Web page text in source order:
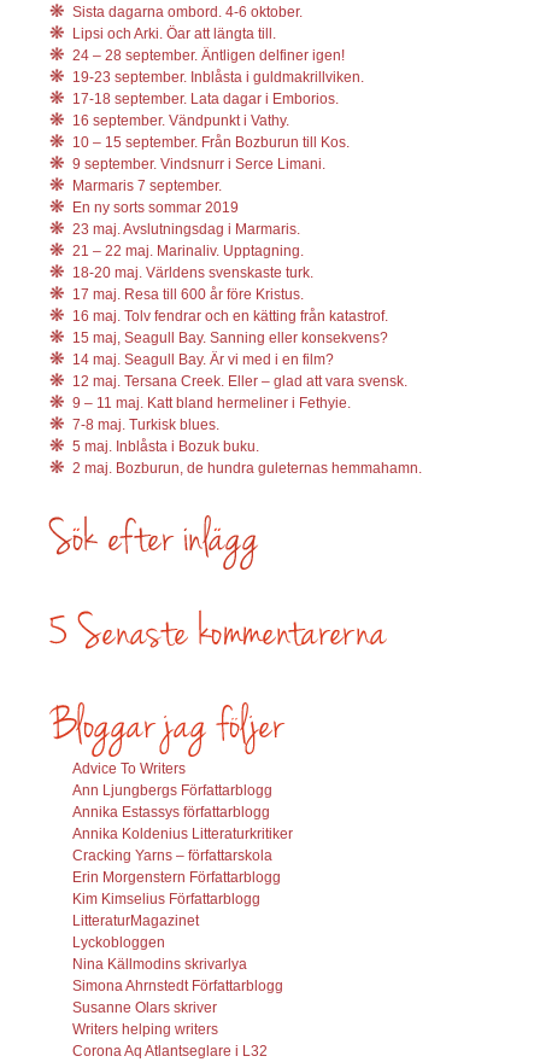
Sista dagarna ombord. 4-6 oktober.
Lipsi och Arki. Öar att längta till.
24 – 28 september. Äntligen delfiner igen!
19-23 september. Inblåsta i guldmakrillviken.
17-18 september. Lata dagar i Emborios.
16 september. Vändpunkt i Vathy.
10 – 15 september. Från Bozburun till Kos.
9 september. Vindsnurr i Serce Limani.
Marmaris 7 september.
En ny sorts sommar 2019
23 maj. Avslutningsdag i Marmaris.
21 – 22 maj. Marinaliv. Upptagning.
18-20 maj. Världens svenskaste turk.
17 maj. Resa till 600 år före Kristus.
16 maj. Tolv fendrar och en kätting från katastrof.
15 maj, Seagull Bay. Sanning eller konsekvens?
14 maj. Seagull Bay. Är vi med i en film?
12 maj. Tersana Creek. Eller – glad att vara svensk.
9 – 11 maj. Katt bland hermeliner i Fethyie.
7-8 maj. Turkisk blues.
5 maj. Inblåsta i Bozuk buku.
2 maj. Bozburun, de hundra guleternas hemmahamn.
Advice To Writers
Ann Ljungbergs Författarblogg
Annika Estassys författarblogg
Annika Koldenius Litteraturkritiker
Cracking Yarns – författarskola
Erin Morgenstern Författarblogg
Kim Kimselius Författarblogg
LitteraturMagazinet
Lyckobloggen
Nina Källmodins skrivarlya
Simona Ahrnstedt Författarblogg
Susanne Olars skriver
Writers helping writers
Corona Aq Atlantseglare i L32